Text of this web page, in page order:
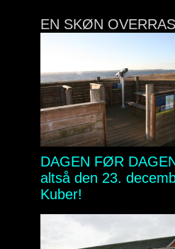
EN SKØN
DAGEN FØR
altså den 23.
Kuber!